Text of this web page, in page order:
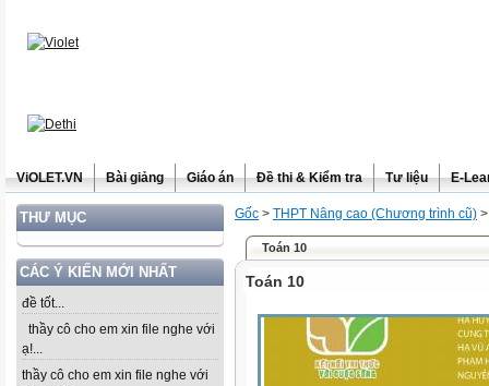
ViOLET.VN Bài giảng Giáo án Đề thi & Kiểm tra Tư liệu E-
THƯ MỤC
CÁC Ý KIẾN MỚI NHẤT
đề tốt...
thầy cô cho em xin file nghe với
ạ!...
thầy cô cho em xin file nghe với
Gốc > THPT Nâng cao (Chương trình cũ)
Toán 10
Toán 10